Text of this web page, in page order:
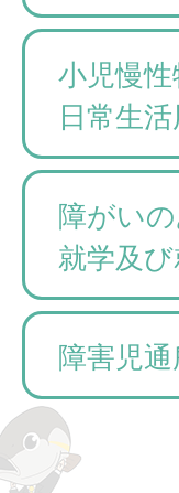
小児慢
日常生
障がい
就学及
障害児